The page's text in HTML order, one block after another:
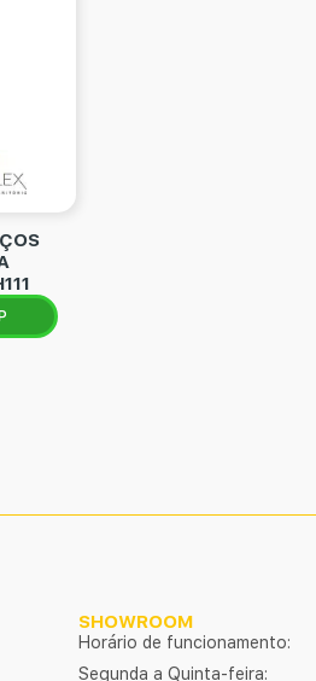
SHOWROOM
Horário de funcionamento:
Segunda a Quinta-feira: